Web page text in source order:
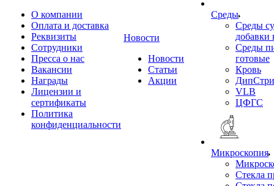
О компании
Оплата и доставка
Реквизиты
Сотрудники
Пресса о нас
Вакансии
Награды
Лицензии и
сертификаты
Политика
конфиденциальности
Новости
Новости
Статьи
Акции
Среды
Среды
добавки
Среды
готовые
Кровь
VLB
ЦФГС
Микроскопия
Стекла